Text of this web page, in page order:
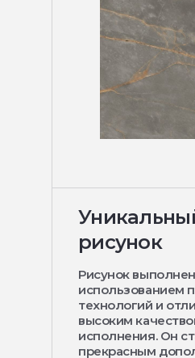
рисунок
Рисунок
использованием
технологий и
высоким
исполнения. Он
прекрасным